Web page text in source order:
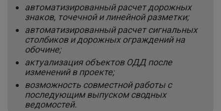
автоматизированный расчет дорожных
знаков, точечной и линейной разметки;
автоматизированный расчет сигнальных
столбиков и дорожных ограждений на
обочине;
актуализация объектов ОДД после
изменений в проекте;
возможность совместной работы с
последующим выпуском сводных
ведомостей.